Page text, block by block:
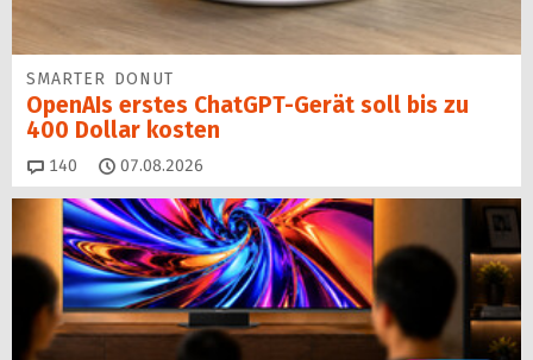
SMARTER DONUT
OpenAIs erstes ChatGPT-Gerät soll bis zu
400 Dollar kosten
140 Kommentare
07.08.2026